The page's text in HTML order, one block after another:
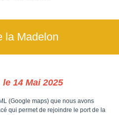
la Madelon
14 Mai 2025
(Google maps) que nous avons
qui permet de rejoindre le port de la